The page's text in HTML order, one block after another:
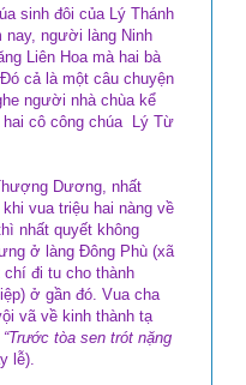
sinh đôi của Lý Thánh
nay, người làng Ninh
Liên Hoa mà hai bà
cả là một câu chuyện
người nhà chùa kể
cô công chúa Lý Từ
Dương, nhất
vua triệu hai nàng về
nhất quyết không
ở làng Đông Phù (xã
đi tu cho thành
ở gần đó. Vua cha
vã về kinh thành tạ
“Trước tòa sen trót nặng
lễ).